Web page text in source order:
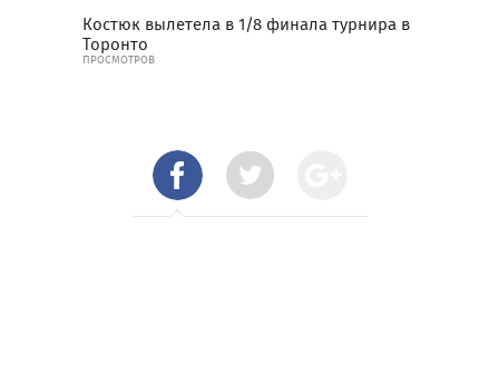
Костюк вылетела в 1/8 финала турнира в
Торонто
ПРОСМОТРОВ